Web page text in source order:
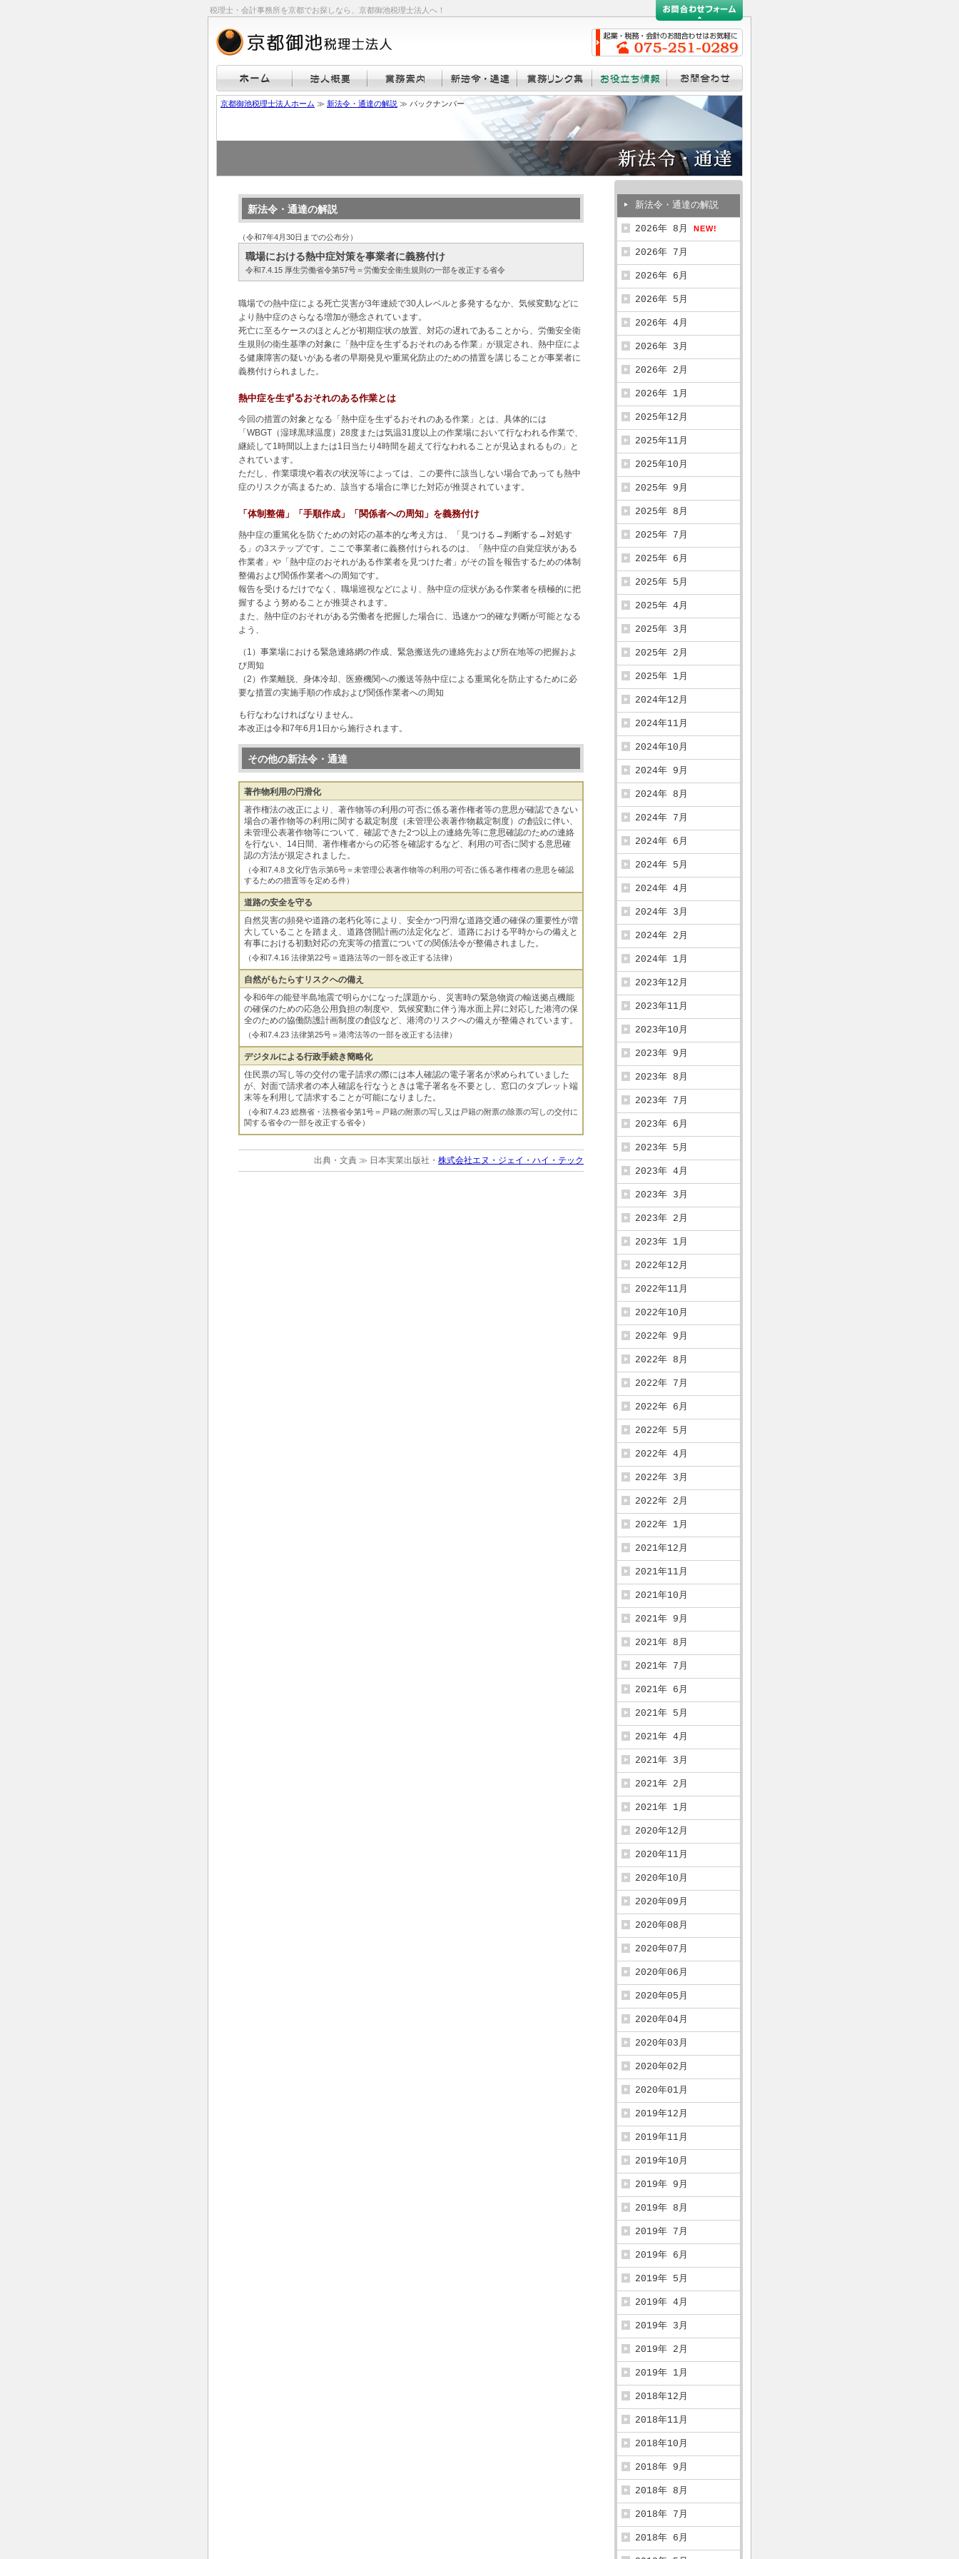
税理士・会計事務所を京都でお探しなら、京都御池税理士法人へ！
京都御池税理士法人ホーム ≫ 新法令・通達の解説 ≫ バックナンバー
新法令・通達の解説
（令和7年4月30日までの公布分）
職場における熱中症対策を事業者に義務付け
令和7.4.15 厚生労働省令第57号＝労働安全衛生規則の一部を改正する省令
職場での熱中症による死亡災害が3年連続で30人レベルと多発するなか、気候変動などに
より熱中症のさらなる増加が懸念されています。
死亡に至るケースのほとんどが初期症状の放置、対応の遅れであることから、労働安全衛
生規則の衛生基準の対象に「熱中症を生ずるおそれのある作業」が規定され、熱中症によ
る健康障害の疑いがある者の早期発見や重篤化防止のための措置を講じることが事業者に
義務付けられました。
熱中症を生ずるおそれのある作業とは
今回の措置の対象となる「熱中症を生ずるおそれのある作業」とは、具体的には
「WBGT（湿球黒球温度）28度または気温31度以上の作業場において行なわれる作業で、
継続して1時間以上または1日当たり4時間を超えて行なわれることが見込まれるもの」と
されています。
ただし、作業環境や着衣の状況等によっては、この要件に該当しない場合であっても熱中
症のリスクが高まるため、該当する場合に準じた対応が推奨されています。
「体制整備」「手順作成」「関係者への周知」を義務付け
熱中症の重篤化を防ぐための対応の基本的な考え方は、「見つける→判断する→対処す
る」の3ステップです。ここで事業者に義務付けられるのは、「熱中症の自覚症状がある
作業者」や「熱中症のおそれがある作業者を見つけた者」がその旨を報告するための体制
整備および関係作業者への周知です。
報告を受けるだけでなく、職場巡視などにより、熱中症の症状がある作業者を積極的に把
握するよう努めることが推奨されます。
また、熱中症のおそれがある労働者を把握した場合に、迅速かつ的確な判断が可能となる
よう、
（1）事業場における緊急連絡網の作成、緊急搬送先の連絡先および所在地等の把握およ
び周知
（2）作業離脱、身体冷却、医療機関への搬送等熱中症による重篤化を防止するために必
要な措置の実施手順の作成および関係作業者への周知
も行なわなければなりません。
本改正は令和7年6月1日から施行されます。
その他の新法令・通達
著作物利用の円滑化
著作権法の改正により、著作物等の利用の可否に係る著作権者等の意思が確認できない
場合の著作物等の利用に関する裁定制度（未管理公表著作物裁定制度）の創設に伴い、
未管理公表著作物等について、確認できた2つ以上の連絡先等に意思確認のための連絡
を行ない、14日間、著作権者からの応答を確認するなど、利用の可否に関する意思確
認の方法が規定されました。
（令和7.4.8 文化庁告示第6号＝未管理公表著作物等の利用の可否に係る著作権者の意思を確認
するための措置等を定める件）
道路の安全を守る
自然災害の頻発や道路の老朽化等により、安全かつ円滑な道路交通の確保の重要性が増
大していることを踏まえ、道路啓開計画の法定化など、道路における平時からの備えと
有事における初動対応の充実等の措置についての関係法令が整備されました。
（令和7.4.16 法律第22号＝道路法等の一部を改正する法律）
自然がもたらすリスクへの備え
令和6年の能登半島地震で明らかになった課題から、災害時の緊急物資の輸送拠点機能
の確保のための応急公用負担の制度や、気候変動に伴う海水面上昇に対応した港湾の保
全のための協働防護計画制度の創設など、港湾のリスクへの備えが整備されています。
（令和7.4.23 法律第25号＝港湾法等の一部を改正する法律）
デジタルによる行政手続き簡略化
住民票の写し等の交付の電子請求の際には本人確認の電子署名が求められていました
が、対面で請求者の本人確認を行なうときは電子署名を不要とし、窓口のタブレット端
末等を利用して請求することが可能になりました。
（令和7.4.23 総務省・法務省令第1号＝戸籍の附票の写し又は戸籍の附票の除票の写しの交付に
関する省令の一部を改正する省令）
出典・文責 ≫ 日本実業出版社・ 株式会社エヌ・ジェイ・ハイ・テック
新法令・通達の解説
2026年 8月 NEW!
2026年 7月
2026年 6月
2026年 5月
2026年 4月
2026年 3月
2026年 2月
2026年 1月
2025年12月
2025年11月
2025年10月
2025年 9月
2025年 8月
2025年 7月
2025年 6月
2025年 5月
2025年 4月
2025年 3月
2025年 2月
2025年 1月
2024年12月
2024年11月
2024年10月
2024年 9月
2024年 8月
2024年 7月
2024年 6月
2024年 5月
2024年 4月
2024年 3月
2024年 2月
2024年 1月
2023年12月
2023年11月
2023年10月
2023年 9月
2023年 8月
2023年 7月
2023年 6月
2023年 5月
2023年 4月
2023年 3月
2023年 2月
2023年 1月
2022年12月
2022年11月
2022年10月
2022年 9月
2022年 8月
2022年 7月
2022年 6月
2022年 5月
2022年 4月
2022年 3月
2022年 2月
2022年 1月
2021年12月
2021年11月
2021年10月
2021年 9月
2021年 8月
2021年 7月
2021年 6月
2021年 5月
2021年 4月
2021年 3月
2021年 2月
2021年 1月
2020年12月
2020年11月
2020年10月
2020年09月
2020年08月
2020年07月
2020年06月
2020年05月
2020年04月
2020年03月
2020年02月
2020年01月
2019年12月
2019年11月
2019年10月
2019年 9月
2019年 8月
2019年 7月
2019年 6月
2019年 5月
2019年 4月
2019年 3月
2019年 2月
2019年 1月
2018年12月
2018年11月
2018年10月
2018年 9月
2018年 8月
2018年 7月
2018年 6月